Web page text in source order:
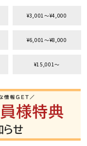
¥3,001〜¥4,000
¥6,001〜¥8,000
¥15,001〜